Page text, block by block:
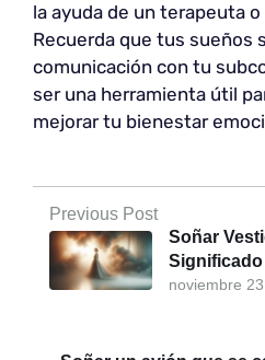
la ayuda de un terapeuta
Recuerda que tus sueños
comunicación con tu
ser una herramienta útil
mejorar tu bienestar
Previous Post
noviembre
Soñar